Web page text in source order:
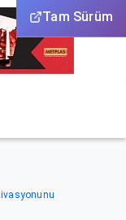
Tam Sürüm